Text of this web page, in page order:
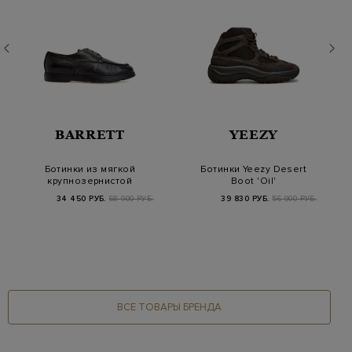
BARRETT
Ботинки из мягкой
крупнозернистой
кожи с меховой
отдел…
34 450 РУБ. 68 900 РУБ.
YEEZY
Ботинки Yeezy Desert
Boot 'Oil'
39 830 РУБ. 56 900 РУБ.
ВСЕ ТОВАРЫ БРЕНДА